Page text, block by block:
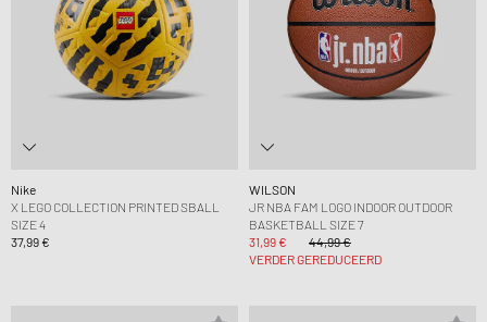
Nike
X LEGO COLLECTION PRINTED SBALL
SIZE 4
37,99 €
WILSON
JR NBA FAM LOGO INDOOR OUTDOOR
BASKETBALL SIZE 7
31,99 €
44,99 €
VERDER GEREDUCEERD